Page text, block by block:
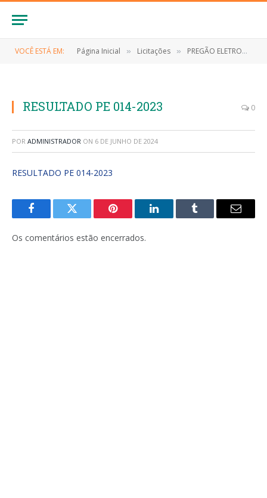
VOCÊ ESTÁ EM: Página Inicial » Licitações » PREGÃO ELETRONICO Nº 014/2023/SRP (AQUISIÇÃO DE SUPRIMENTOS, EQUIPAMENTOS E ELETRÔNICOS DE INFORMÁTICA, PARA ATENDER AS NECESSIDADES PRECÍPUAS DE ASSISTÊNCIA SOCIAL DE ANAPURUS/MA)
RESULTADO PE 014-2023 0
POR ADMINISTRADOR ON 6 DE JUNHO DE 2024
RESULTADO PE 014-2023
FacebookTwitter Pinterest LinkedInTumblr
E-
Os comentários estão encerrados.